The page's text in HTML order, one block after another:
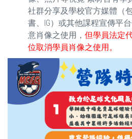
社群分享及學校官方媒體（
書、IG）或其他課程宣傳平
意肖像之使用， 但學員法定
位取消學員肖像之使用。